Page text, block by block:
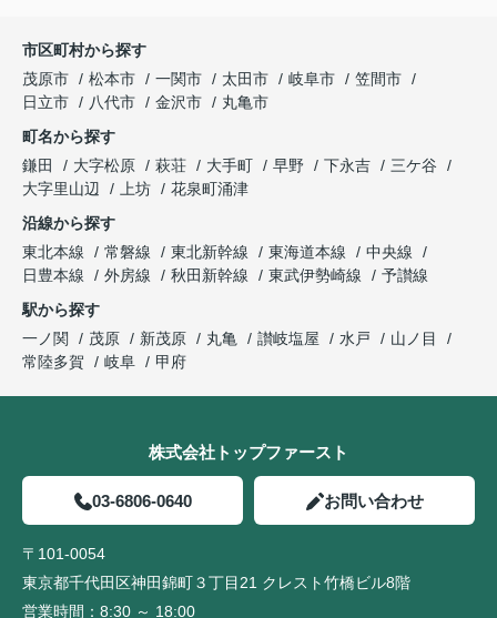
市区町村から探す
茂原市
松本市 一関市 太田市 岐阜市
笠間市
日立市
八代市 金沢市
丸亀市
町名から探す
鎌田
大字松原 萩荘 大手町 早野 下永吉
三ケ谷
大字里山辺
上坊
花泉町涌津
沿線から探す
東北本線
常磐線 東北新幹線 東海道本線
中央線
日豊本線
外房線 秋田新幹線 東武伊勢崎線
予讃線
駅から探す
一ノ関
茂原 新茂原 丸亀 讃岐塩屋 水戸
山ノ目
常陸多賀
岐阜 甲府
株式会社トップファースト
03-6806-0640 お問い合わせ
〒101-0054
東京都千代田区神田錦町３丁目21 クレスト竹橋ビル8階
営業時間： 8:30 ～ 18:00